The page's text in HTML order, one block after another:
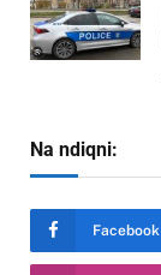
Na ndiqni:
Facebook